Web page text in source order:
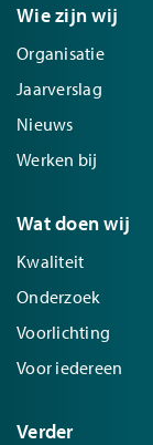
Wie zijn wij
Organisatie
Jaarverslag
Nieuws
Werken bij
Wat doen wij
Kwaliteit
Onderzoek
Voorlichting
Voor iedereen
Verder